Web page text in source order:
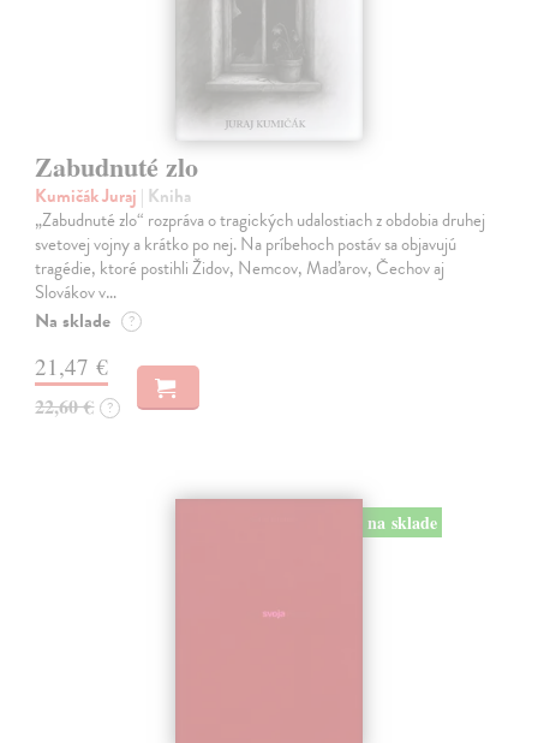
Zabudnuté zlo
Kumičák Juraj | Kniha
„Zabudnuté zlo“ rozpráva o tragických udalostiach z obdobia druhej
svetovej vojny a krátko po nej. Na príbehoch postáv sa objavujú
tragédie, ktoré postihli Židov, Nemcov, Maďarov, Čechov aj
Slovákov v…
Na sklade ?
21,47 €
22,60 € ?
na sklade